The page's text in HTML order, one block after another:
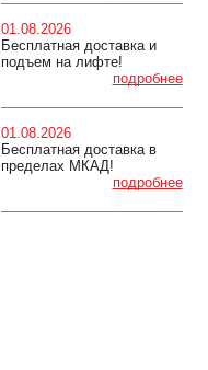
01.08.2026
Бесплатная доставка и
подъем на лифте!
подробнее
01.08.2026
Бесплатная доставка в
пределах МКАД!
подробнее